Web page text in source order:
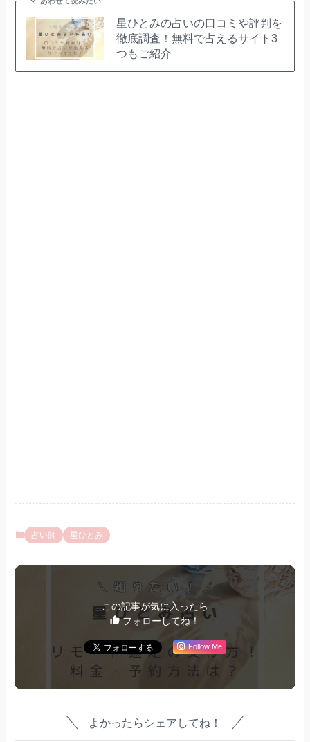
星ひとみの占いの口コミや評判を
徹底調査！無料で占えるサイト3
つもご紹介
占い師 星ひとみ
この記事が気に入ったら
フォローしてね！
Follow Me
よかったらシェアしてね！